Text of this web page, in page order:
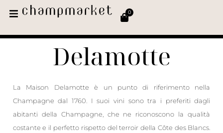
0
Delamotte
La Maison Delamotte è un punto di riferimento nella
Champagne dal 1760. I suoi vini sono tra i preferiti dagli
abitanti della Champagne, che ne riconoscono la qualità
costante e il perfetto rispetto del terroir della Côte des Blancs.